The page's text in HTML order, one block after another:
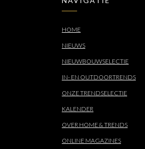
HOME
NIEUWS
NIEUWBOUWSELECTIE
IN- EN OUTDOORTRENDS
ONZE TRENDSELECTIE
KALENDER
OVER HOME & TRENDS
ONLINE MAGAZINES